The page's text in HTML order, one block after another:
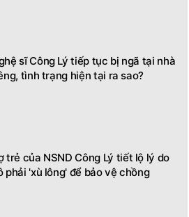
sĩ Công Lý tiếp tục bị ngã tại nhà
tình trạng hiện tại ra sao?
trẻ của NSND Công Lý tiết lộ lý do
phải 'xù lông' để bảo vệ chồng